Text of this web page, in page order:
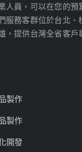
人員，可以在您的預
服務客群位於台北、
，提供台灣全省客戶
製作
製作
開發